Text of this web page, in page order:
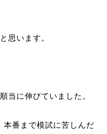
思います。
当に伸びていました。
本番まで模試に苦しんだ